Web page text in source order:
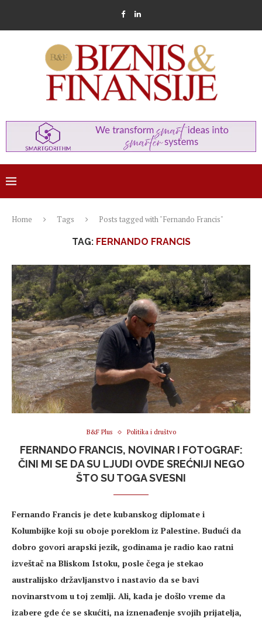
Home Tags Posts tagged with "Fernando Francis"
TAG: FERNANDO FRANCIS
B&F Plus Politika i društvo
FERNANDO FRANCIS, NOVINAR I FOTOGRAF:
ČINI MI SE DA SU LJUDI OVDE SREĆNIJI NEGO
ŠTO SU TOGA SVESNI
Fernando Francis je dete kubanskog diplomate i
Kolumbijke koji su oboje poreklom iz Palestine. Budući da
dobro govori arapski jezik, godinama je radio kao ratni
izveštač na Bliskom Istoku, posle čega je stekao
australijsko državljanstvo i nastavio da se bavi
novinarstvom u toj zemlji. Ali, kada je došlo vreme da
izabere gde će se skućiti, na iznenađenje svojih prijatelja,